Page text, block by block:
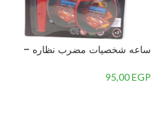
ساعه شخصيات مضرب نظاره –
95,00EGP